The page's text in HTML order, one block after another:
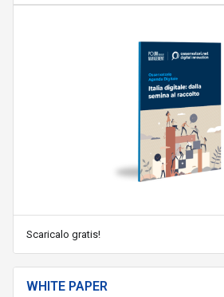
Scaricalo gratis!
WHITE PAPER